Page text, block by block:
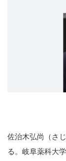
佐治木弘尚（さ
る。岐阜薬科大